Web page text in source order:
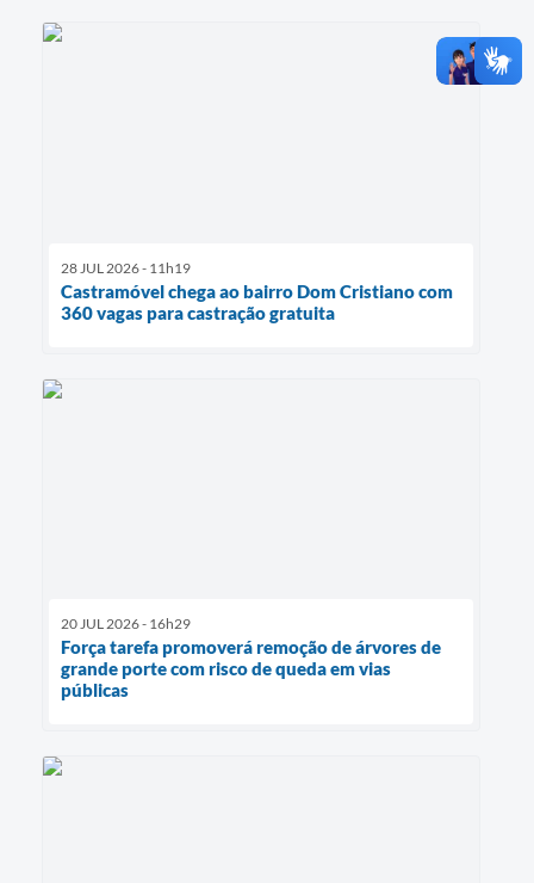
28 JUL 2026 - 11h19
Castramóvel chega ao bairro Dom Cristiano com
360 vagas para castração gratuita
20 JUL 2026 - 16h29
Força tarefa promoverá remoção de árvores de
grande porte com risco de queda em vias
públicas